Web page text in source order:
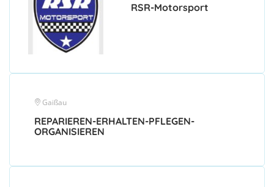
RSR-Motorsport
Gaißau
REPARIEREN-ERHALTEN-PFLEGEN-
ORGANISIEREN